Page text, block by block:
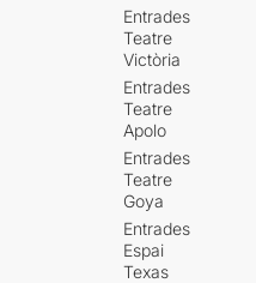
Entrades
Teatre
Victòria
Entrades
Teatre
Apolo
Entrades
Teatre
Goya
Entrades
Espai
Texas